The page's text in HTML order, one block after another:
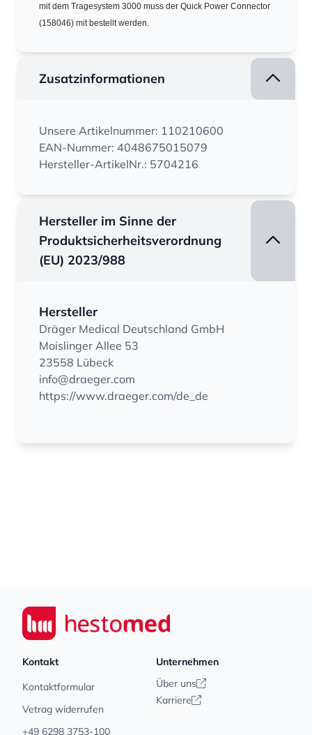
mit dem Tragesystem 3000 muss der Quick Power Connector
(158046) mit bestellt werden.
Zusatzinformationen
Unsere Artikelnummer: 110210600
EAN-Nummer: 4048675015079
Hersteller-ArtikelNr.: 5704216
Hersteller im Sinne der
Produktsicherheitsverordnung
(EU) 2023/988
Hersteller
Dräger Medical Deutschland GmbH
Moislinger Allee 53
23558 Lübeck
info@draeger.com
https://www.draeger.com/de_de
Seiwert GmbH
Kontakt
Kontaktformular
Vetrag widerrufen
+49 6298 3753-100
Unternehmen
Über uns
Karriere